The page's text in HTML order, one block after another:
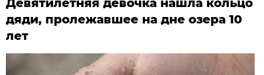
Девятилетняя девочка нашла кольцо
дяди, пролежавшее на дне озера 10
лет